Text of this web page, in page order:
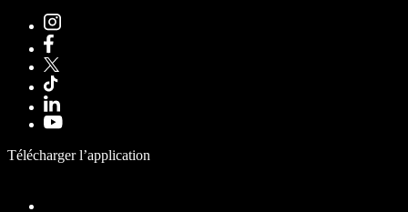
Télécharger l’application